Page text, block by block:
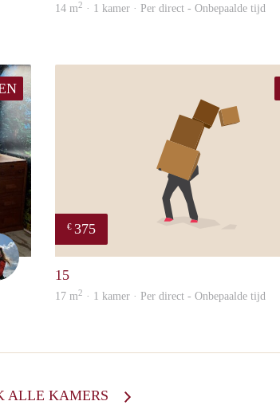
14 m2 · 1 kamer · Per direct - Onbepaalde tijd
Helma
€ 375
15
17 m2 · 1 kamer · Per direct - Onbepaalde tijd
ALLE KAMERS